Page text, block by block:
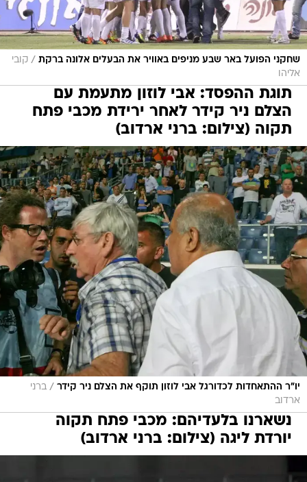
שחקני הפועל באר שבע מניפים באוויר את הבעלים אלונה ברקת / קובי
אליהו
תוגת ההפסד: אבי לוזון מתעמת עם
הצלם ניר קידר לאחר ירידת מכבי פתח
תקוה (צילום: ברני ארדוב)
יו"ר ההתאחדות לכדורגל אבי לוזון תוקף את הצלם ניר קידר / ברני
ארדוב
נשארנו בלעדיהם: מכבי פתח תקוה
יורדת ליגה (צילום: ברני ארדוב)